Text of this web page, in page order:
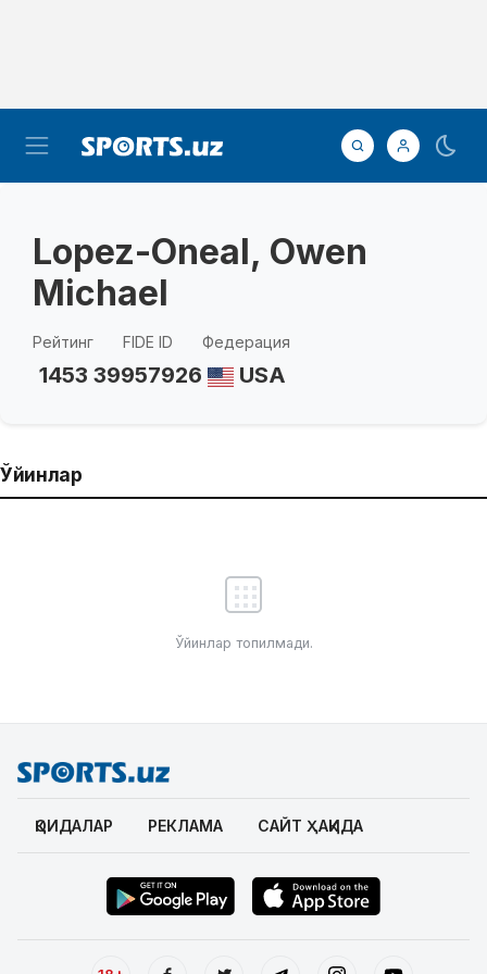
Lopez-Oneal, Owen
Michael
Рейтинг
1453
FIDE ID
39957926
Федерация
USA
Ўйинлар
Ўйинлар топилмади.
ҚОИДАЛАР РЕКЛАМА САЙТ ҲАҚИДА